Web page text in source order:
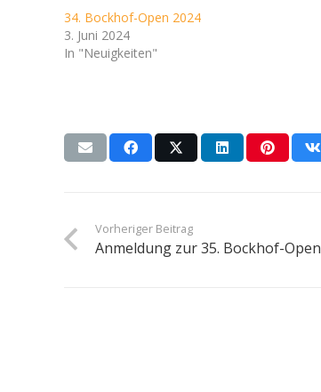
34. Bockhof-Open 2024
3. Juni 2024
In "Neuigkeiten"
Vorheriger Beitrag
Anmeldung zur 35. Bockhof-Open